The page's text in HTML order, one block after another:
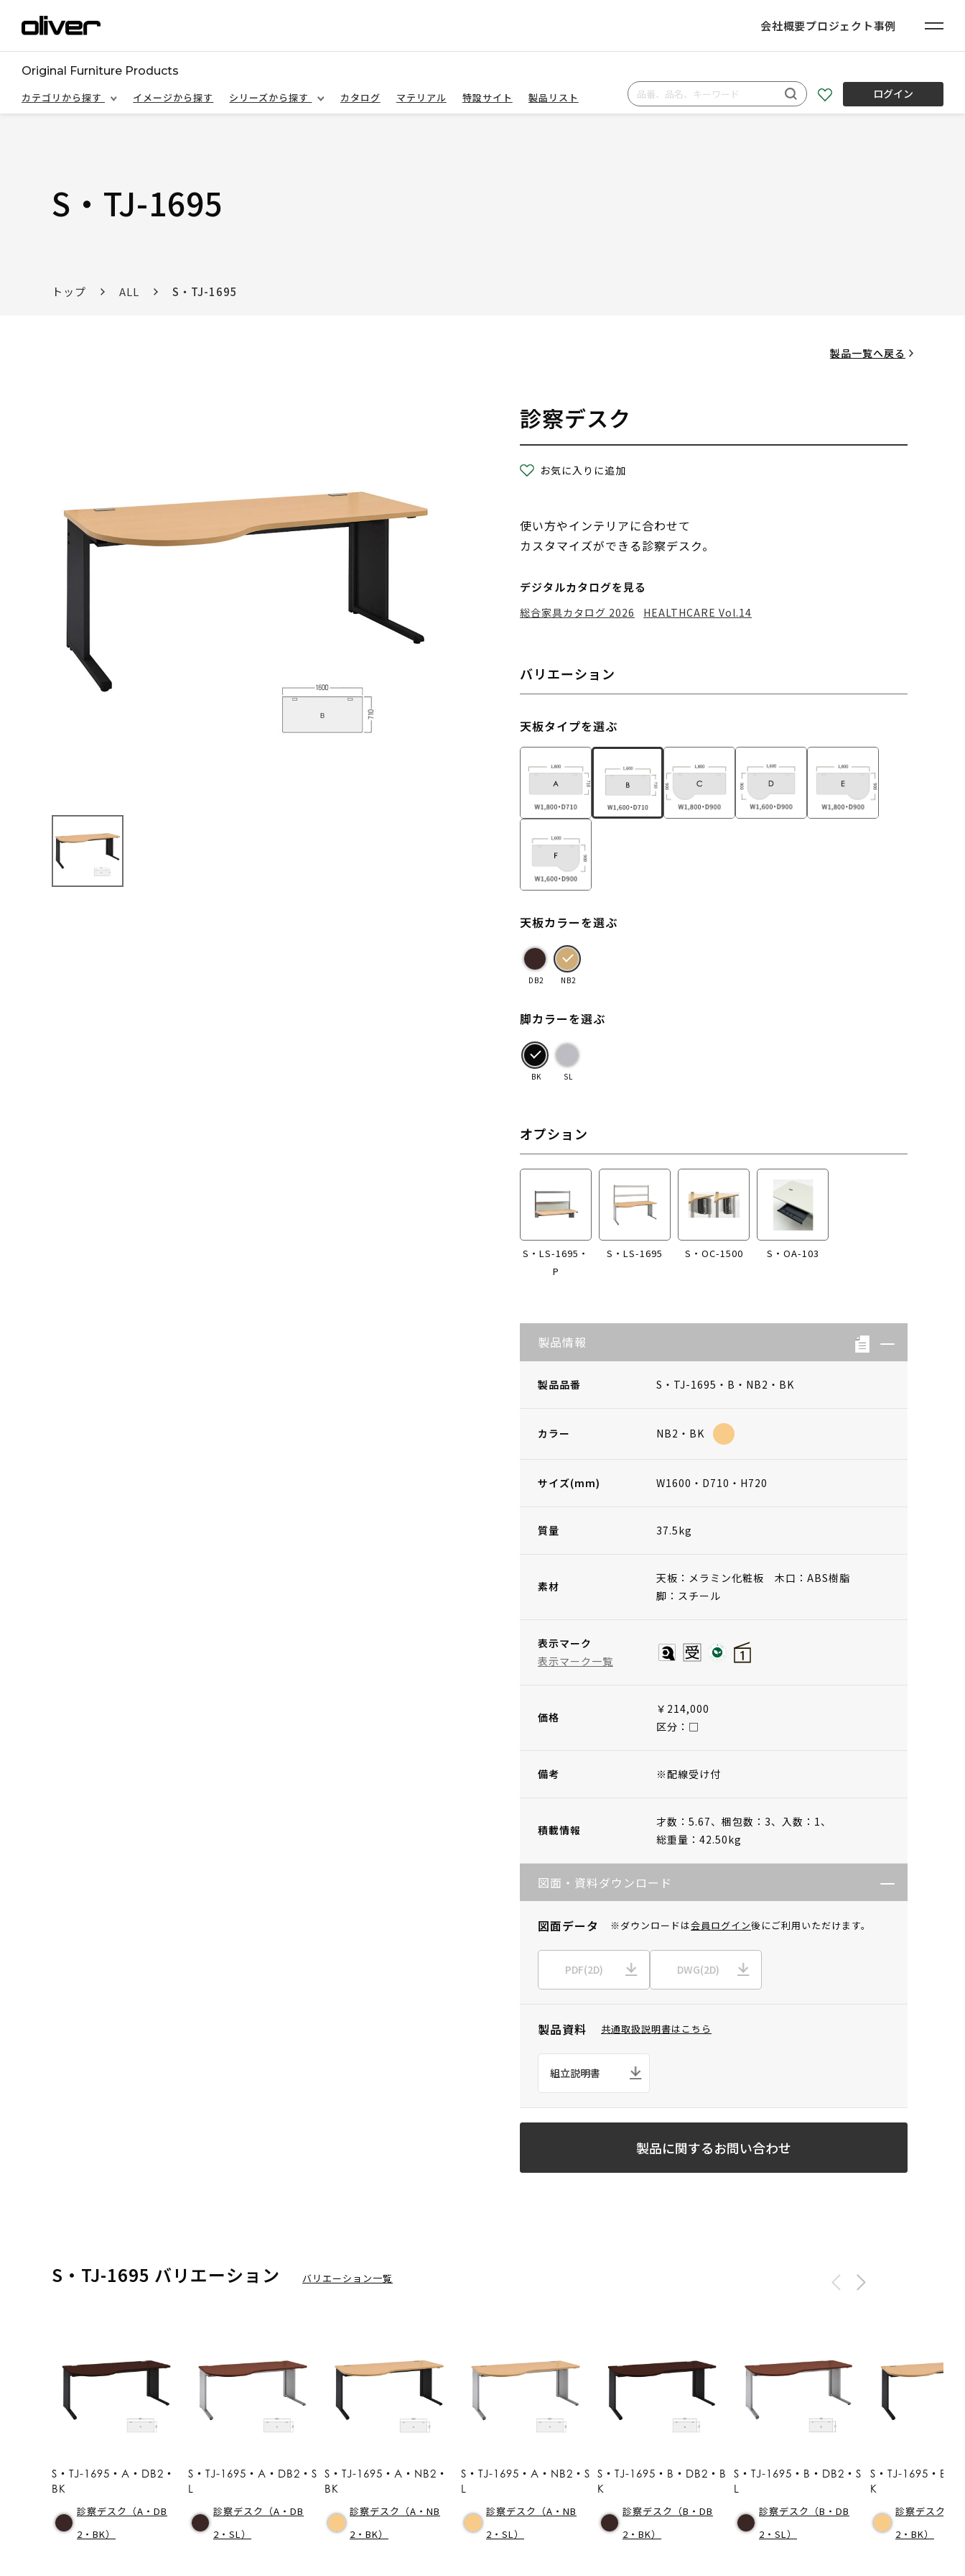
会社概要プロジェクト事例
Original Furniture Products
カテゴリから探す
イメージから探す シリーズから探す カタログ マテリアル 特設サイト 製品リスト ログイン
S・TJ-1695
トップ ALL S・TJ-1695
製品一覧へ戻る
診察デスク
お気に入りに追加
使い方やインテリアに合わせて
カスタマイズができる診察デスク。
デジタルカタログを見る
総合家具カタログ 2026 HEALTHCARE Vol.14
バリエーション
天板タイプを選ぶ
天板カラーを選ぶ
DB2 NB2
脚カラーを選ぶ
BK SL
オプション
S・LS-1695・
P
S・LS-1695 S・OC-1500 S・OA-103
製品情報
製品品番 S・TJ-1695・B・NB2・BK
カラー NB2・BK
サイズ(mm) W1600・D710・H720
質量 37.5kg
素材
天板：メラミン化粧板 木口：ABS樹脂
脚：スチール
表示マーク
表示マーク一覧
価格
￥214,000
区分：□
備考 ※配線受け付
積載情報
才数：5.67、 梱包数：3、 入数：1、
総重量：42.50kg
図面・資料ダウンロード
図面データ ※ダウンロードは会員ログイン後にご利用いただけます。
PDF(2D) DWG(2D)
製品資料 共通取扱説明書はこちら
組立説明書
製品に関するお問い合わせ
S・TJ-1695 バリエーション バリエーション一覧
S・TJ-1695・A・DB2・
BK
診察デスク（A・DB
2・BK）
S・TJ-1695・A・DB2・S
L
診察デスク（A・DB
2・SL）
S・TJ-1695・A・NB2・
BK
診察デスク（A・NB
2・BK）
S・TJ-1695・A・NB2・S
L
診察デスク（A・NB
2・SL）
S・TJ-1695・B・DB2・B
K
診察デスク（B・DB
2・BK）
S・TJ-1695・B・DB2・S
L
診察デスク（B・DB
2・SL）
S・TJ-1695・B・
K
診察デスク（B
2・BK）